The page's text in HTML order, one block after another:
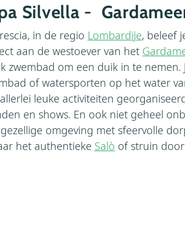
Silvella -
in de regio Lombardije, beleef
aan de westoever van het
zwembad om een duik in te nemen.
of watersporten op het water
leuke activiteiten
en shows. En ook niet geheel
omgeving met sfeervolle
het authentieke Salò of struin